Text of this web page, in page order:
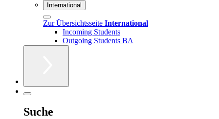
International
Zur Übersichtsseite International
Incoming Students
Outgoing Students BA
Suche